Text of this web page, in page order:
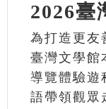
2026臺
為打造更友
臺灣文學館
導覽體驗遊
語帶領觀眾